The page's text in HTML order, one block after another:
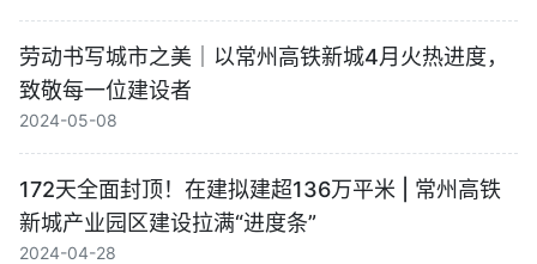
劳动书写城市之美｜以常州高铁新城4月火热进度，
致敬每一位建设者
2024-05-08
172天全面封顶！在建拟建超136万平米 | 常州高铁
新城产业园区建设拉满“进度条”
2024-04-28